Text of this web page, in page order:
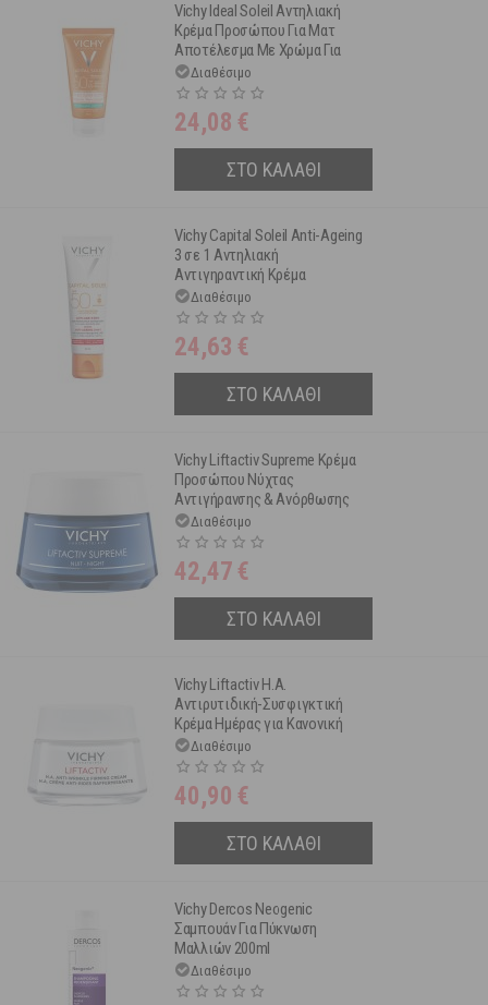
Vichy Ideal Soleil Αντηλιακή
Κρέμα Προσώπου Για Ματ
Αποτέλεσμα Με Χρώμα Για
Λιπαρό/Μικτό Δέρμα Spf50
50ml
Διαθέσιμο
24,08 €
ΣΤΟ ΚΑΛΑΘΙ
Vichy Capital Soleil Anti-Αgeing
3 σε 1 Αντηλιακή
Αντιγηραντική Κρέμα
Προσώπου Spf50+ 50 ml
Διαθέσιμο
24,63 €
ΣΤΟ ΚΑΛΑΘΙ
Vichy Liftactiv Supreme Κρέμα
Προσώπου Νύχτας
Αντιγήρανσης & Ανόρθωσης
50mlΔιαθέσιμο
42,47 €
ΣΤΟ ΚΑΛΑΘΙ
Vichy Liftactiv H.A.
Αντιρυτιδική-Συσφιγκτική
Κρέμα Ημέρας για Κανονική
έως Μεικτή Επιδερμίδα 50 ml
Διαθέσιμο
40,90 €
ΣΤΟ ΚΑΛΑΘΙ
Vichy Dercos Neogenic
Σαμπουάν Για Πύκνωση
Μαλλιών 200ml
Διαθέσιμο